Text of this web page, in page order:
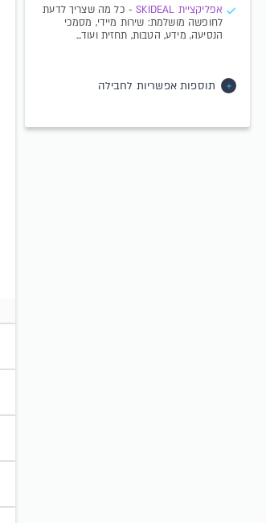
א​פליקציית SKIDEAL​​
- כל מה שצריך לדעת
לחופשה מושלמת: שירות מיידי, מסמכי
הנסיעה, מידע, הטבות, תחזית ועוד...
תוספות אפשריות לחבילה